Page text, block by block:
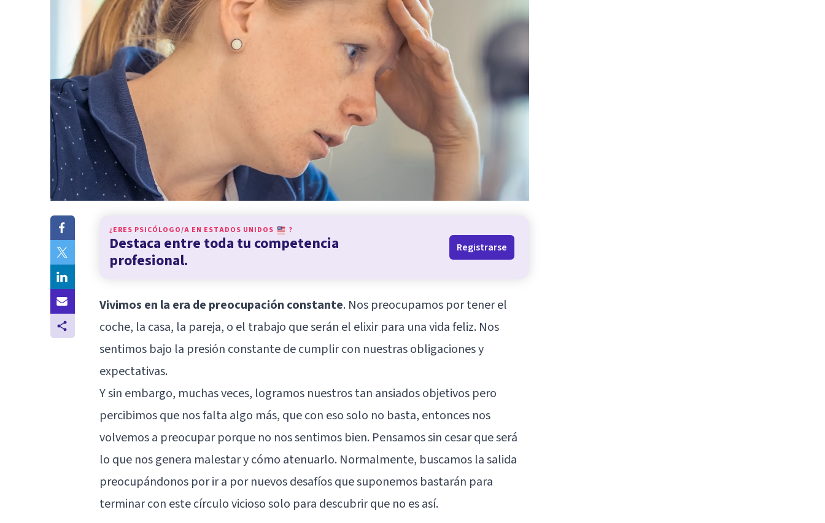
¿ERES PSICÓLOGO/A EN ESTADOS UNIDOS ?
Destaca entre toda tu competencia
profesional.
Registrarse
Vivimos en la era de preocupación constante. Nos preocupamos por tener el
coche, la casa, la pareja, o el trabajo que serán el elixir para una vida feliz. Nos
sentimos bajo la presión constante de cumplir con nuestras obligaciones y
expectativas.
Y sin embargo, muchas veces, logramos nuestros tan ansiados objetivos pero
percibimos que nos falta algo más, que con eso solo no basta, entonces nos
volvemos a preocupar porque no nos sentimos bien. Pensamos sin cesar que será
lo que nos genera malestar y cómo atenuarlo. Normalmente, buscamos la salida
preocupándonos por ir a por nuevos desafíos que suponemos bastarán para
terminar con este círculo vicioso solo para descubrir que no es así.